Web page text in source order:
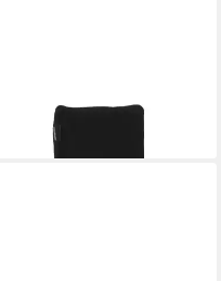
lieferbar - in 2-3 Werktagen bei dir